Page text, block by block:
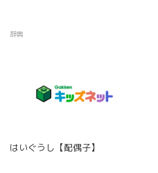
辞典
はいぐうし【配偶子】